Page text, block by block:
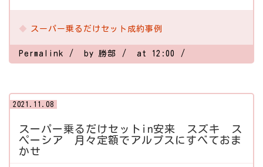
スーパー乗るだけセット成約事例
Permalink by 勝部 at 12:00
2021.11.08
スーパー乗るだけセットin安来 スズキ ス
ペーシア 月々定額でアルプスにすべておま
かせ